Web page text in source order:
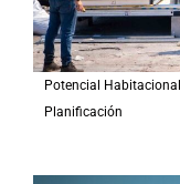
Potencial
Planificación